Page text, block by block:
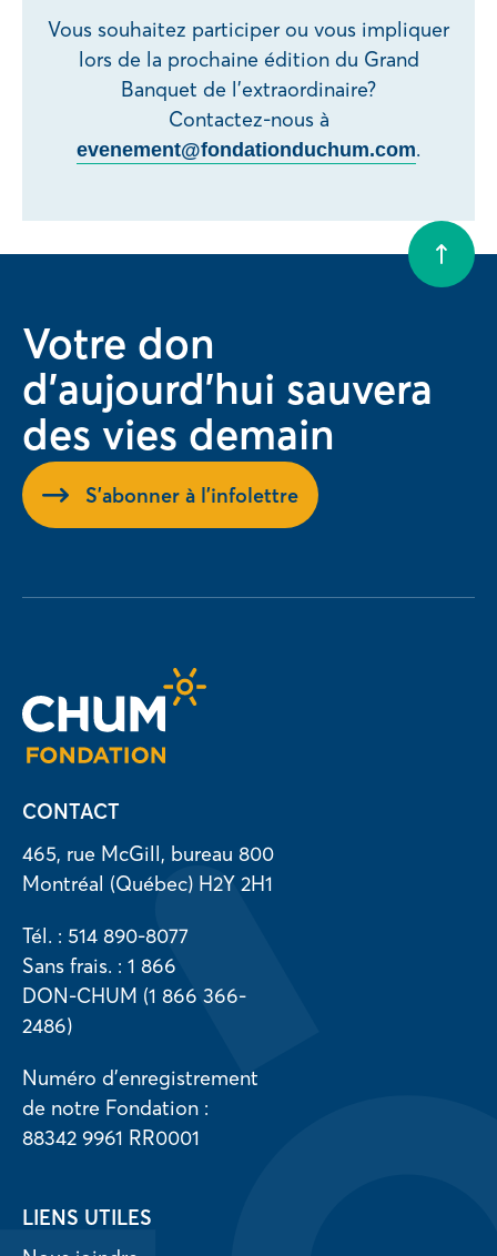
Vous souhaitez participer ou vous impliquer
lors de la prochaine édition du Grand
Banquet de l’extraordinaire?
Contactez-nous à
evenement@fondationduchum.com.
Votre don
d'aujourd'hui sauvera
des vies demain
S'abonner à l'infolettre
CONTACT
465, rue McGill, bureau 800
Montréal (Québec) H2Y 2H1
Tél. : 514 890-8077
Sans frais. : 1 866
DON-CHUM (1 866 366-
2486)
Numéro d’enregistrement
de notre Fondation :
88342 9961 RR0001
LIENS UTILES